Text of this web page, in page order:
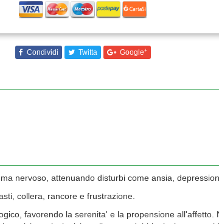
Condividi Twitta Google+
nervoso, attenuando disturbi come ansia,
collera, rancore e frustrazione.
favorendo la serenita' e la propensione all'affetto.